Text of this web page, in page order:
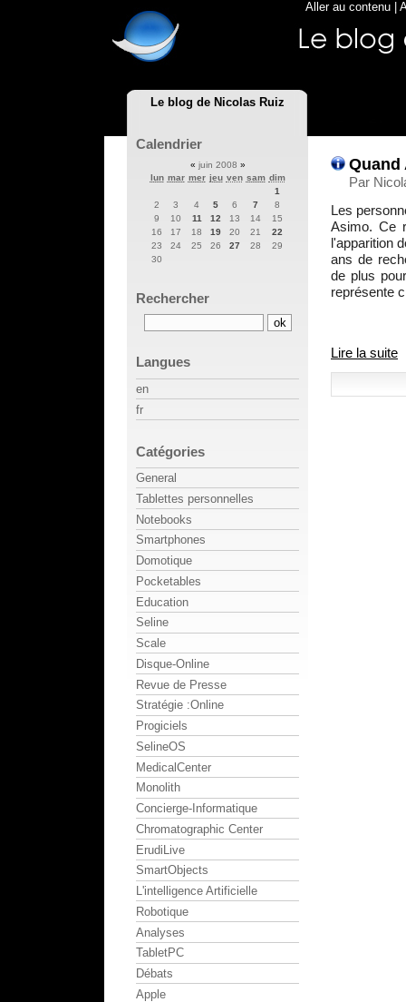
Le blog de Nicolas Ruiz
Aller au contenu
Quand
Par
Les
Asimo. Ce
l'apparition
ans de
de plus
représente
Lire la suite
Calendrier
« juin 2008 »
lun mar mer jeu ven sam dim
1
2
3 4 5 6 7
8
9
10 11 12 13 14
15
16
17 18 19 20 21
22
23
24 25 26 27 28
29
30
Rechercher
Langues
en
fr
Catégories
General
Tablettes personnelles
Notebooks
Smartphones
Domotique
Pocketables
Education
Seline
Scale
Disque-Online
Revue de Presse
Stratégie :Online
Progiciels
SelineOS
MedicalCenter
Monolith
Concierge-Informatique
Chromatographic Center
ErudiLive
SmartObjects
L'intelligence Artificielle
Robotique
Analyses
TabletPC
Débats
Apple